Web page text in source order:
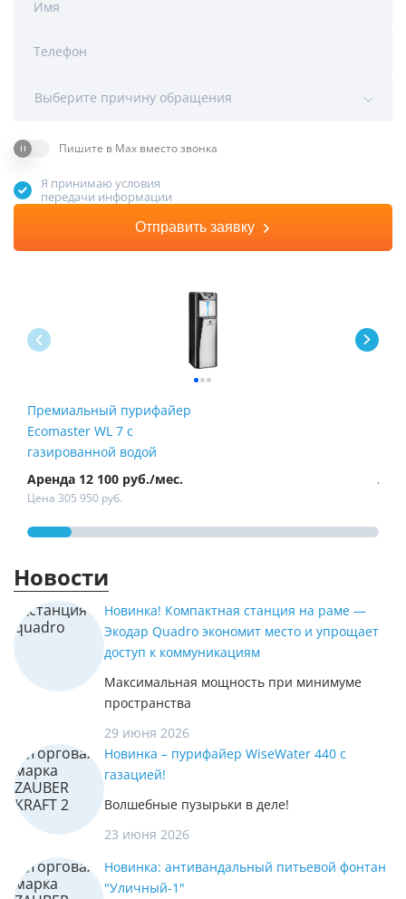
Имя
Телефон
Выберите причину обращения
Пишите в Max вместо звонка
Я принимаю условия
передачи информации
Отправить заявку
Премиальный пурифайер
Ecomaster WL 7 с
газированной водой
Аренда 12 100 руб./мес.
Цена 305 950 руб.
Новости
Новинка! Компактная станция на раме —
Экодар Quadro экономит место и упрощает
доступ к коммуникациям
Максимальная мощность при минимуме
пространства
29 июня 2026
Новинка – пурифайер WiseWater 440 с
газацией!
Волшебные пузырьки в деле!
23 июня 2026
Новинка: антивандальный питьевой фонтан
"Уличный-1"